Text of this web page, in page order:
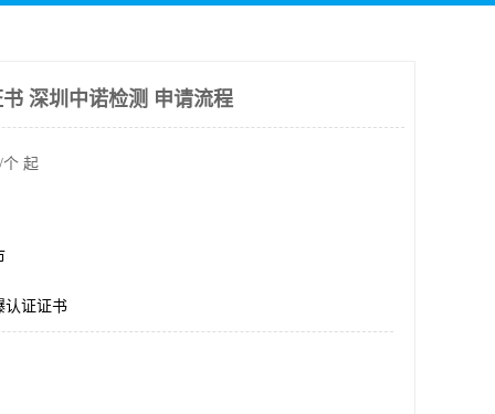
深圳中诺检测 申请流程
起
认证证书